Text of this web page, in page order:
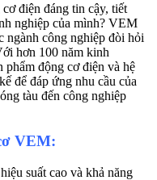
điện đáng tin cậy, tiết
nghiệp của mình? VEM
ngành công nghiệp đòi hỏi
hơn 100 năm kinh
động cơ điện và hệ
để đáp ứng nhu cầu của
tàu đến công nghiệp
VEM:
suất cao và khả năng